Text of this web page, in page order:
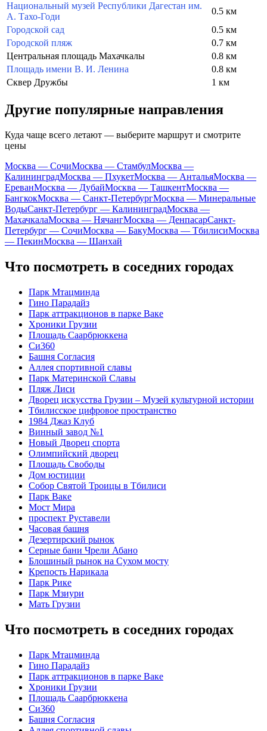
Национальный музей Республики Дагестан им.
А. Тахо-Годи
0.5 км
Городской сад
0.5 км
Городской пляж
0.7 км
Центральная площадь Махачкалы
0.8 км
Площадь имени В. И. Ленина
0.8 км
Сквер Дружбы
1 км
Другие популярные направления
Куда чаще всего летают — выберите маршрут и смотрите
цены
Москва — СочиМосква — СтамбулМосква —
КалининградМосква — ПхукетМосква — АнтальяМосква —
ЕреванМосква — ДубайМосква — ТашкентМосква —
БангкокМосква — Санкт-ПетербургМосква — Минеральные
ВодыСанкт-Петербург — КалининградМосква —
МахачкалаМосква — НячангМосква — ДенпасарСанкт-
Петербург — СочиМосква — БакуМосква — ТбилисиМосква
— ПекинМосква — Шанхай
Что посмотреть в соседних городах
Парк Мтацминда
Гино Парадайз
Парк аттракционов в парке Ваке
Хроники Грузии
Площадь Саарбрюккена
Си360
Башня Согласия
Аллея спортивной славы
Парк Материнской Славы
Пляж Лиси
Дворец искусства Грузии – Музей культурной истории
Тбилисское цифровое пространство
1984 Джаз Клуб
Винный завод №1
Новый Дворец спорта
Олимпийский дворец
Площадь Свободы
Дом юстиции
Собор Святой Троицы в Тбилиси
Парк Ваке
Мост Мира
проспект Руставели
Часовая башня
Дезертирский рынок
Серные бани Чрели Абано
Блошиный рынок на Сухом мосту
Крепость Нарикала
Парк Рике
Парк Мзиури
Мать Грузии
Что посмотреть в соседних городах
Парк Мтацминда
Гино Парадайз
Парк аттракционов в парке Ваке
Хроники Грузии
Площадь Саарбрюккена
Си360
Башня Согласия